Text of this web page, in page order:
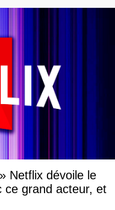
Netflix dévoile le
ce grand acteur, et